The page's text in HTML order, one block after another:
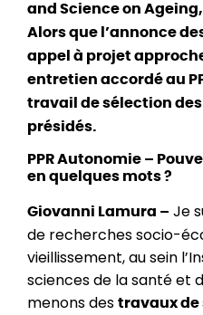
and Science on Ageing,
Alors que l’annonce
appel à projet
entretien accordé au
travail de sélection des
présidés.
PPR Autonomie –
en quelques mots ?
Giovanni Lamura – Je
de recherches socio-
vieillissement, au sein
sciences de la santé et
menons des travaux de